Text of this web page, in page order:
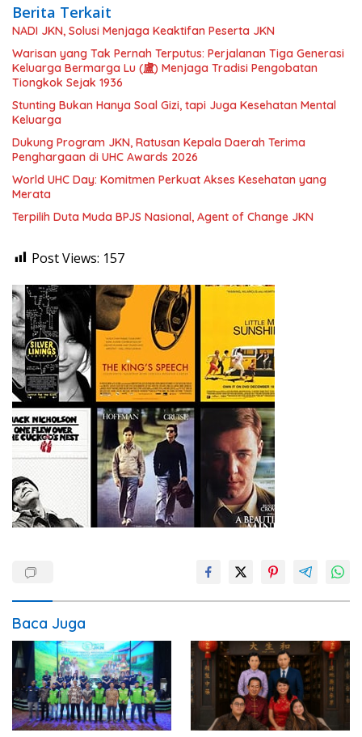
Berita Terkait
NADI JKN, Solusi Menjaga Keaktifan Peserta JKN
Warisan yang Tak Pernah Terputus: Perjalanan Tiga Generasi
Keluarga Bermarga Lu (盧) Menjaga Tradisi Pengobatan
Tiongkok Sejak 1936
Stunting Bukan Hanya Soal Gizi, tapi Juga Kesehatan Mental
Keluarga
Dukung Program JKN, Ratusan Kepala Daerah Terima
Penghargaan di UHC Awards 2026
World UHC Day: Komitmen Perkuat Akses Kesehatan yang
Merata
Terpilih Duta Muda BPJS Nasional, Agent of Change JKN
Post Views: 157
Baca Juga